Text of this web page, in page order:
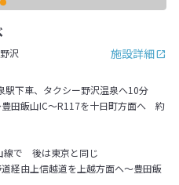
施設詳細
野沢
駅下車、タクシー野沢温泉へ10分
田飯山IC～R117を十日町方面へ 約
線で 後は東京と同じ
経由上信越道を上越方面へ～豊田飯